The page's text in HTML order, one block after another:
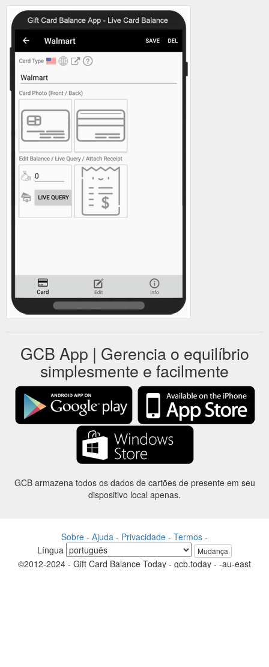
GCB App | Gerencia o equilíbrio
simplesmente e facilmente
GCB armazena todos os dados de cartões de presente em seu
dispositivo local apenas.
Sobre - Ajuda - Privacidade - Termos -
Língua
Mudança
©2012-2024 - Gift Card Balance Today - gcb.today - -au-east